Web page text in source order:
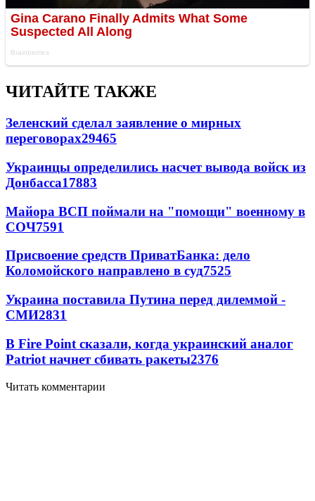
ЧИТАЙТЕ ТАКЖЕ
Зеленский сделал заявление о мирных
переговорах29465
Украинцы определились насчет вывода войск из
Донбасса17883
Майора ВСП поймали на "помощи" военному в
СОЧ7591
Присвоение средств ПриватБанка: дело
Коломойского направлено в суд7525
Украина поставила Путина перед дилеммой -
СМИ2831
В Fire Point сказали, когда украинский аналог
Patriot начнет сбивать ракеты2376
Читать комментарии